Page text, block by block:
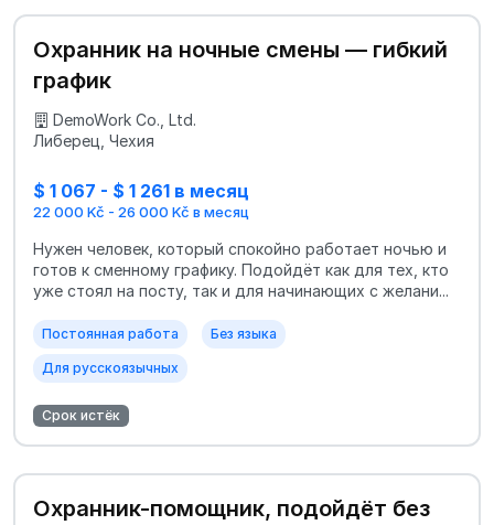
Охранник на ночные смены — гибкий
график
DemoWork Co., Ltd.
Либерец, Чехия
$ 1 067 - $ 1 261 в месяц
22 000 Kč - 26 000 Kč в месяц
Нужен человек, который спокойно работает ночью и
готов к сменному графику. Подойдёт как для тех, кто
уже стоял на посту, так и для начинающих с желани...
Постоянная работа Без языка
Для русскоязычных
Срок истёк
Охранник-помощник, подойдёт без